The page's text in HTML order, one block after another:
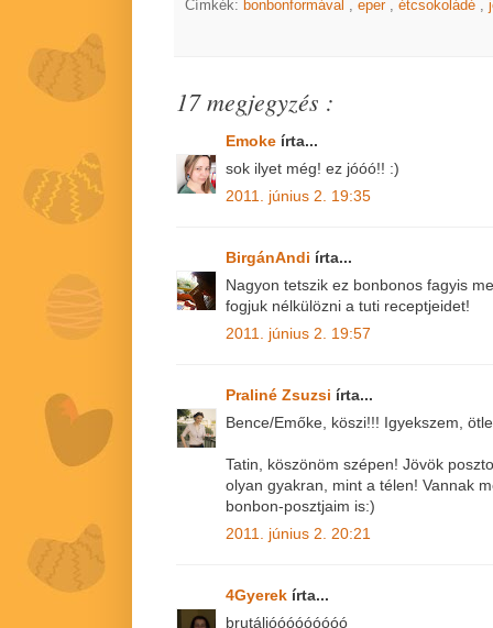
Címkék: bonbonformával , eper , étcsokoládé ,
17 megjegyzés :
Emoke írta...
sok ilyet még! ez jóóó!! :)
2011. június 2. 19:35
BirgánAndi írta...
Nagyon tetszik ez bonbonos fagyis
fogjuk nélkülözni a tuti receptjeidet!
2011. június 2. 19:57
Praliné Zsuzsi írta...
Bence/Emőke, köszi!!! Igyekszem,
Tatin, köszönöm szépen! Jövök
olyan gyakran, mint a télen! Vannak
bonbon-posztjaim is:)
2011. június 2. 20:21
4Gyerek írta...
brutáljóóóóóóóóó